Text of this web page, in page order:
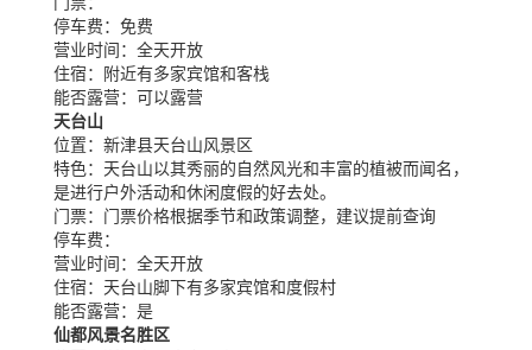
停车费： 免费
营业时间： 全天开放
住宿： 附近有多家宾馆和客栈
能否露营： 可以露营
天台山
位置： 新津县天台山风景区
特色： 天台山以其秀丽的自然风光和丰富的植被而闻名，
是进行户外活动和休闲度假的好去处。
门票： 门票价格根据季节和政策调整，建议提前查询
停车费：
营业时间： 全天开放
住宿： 天台山脚下有多家宾馆和度假村
能否露营： 是
仙都风景名胜区